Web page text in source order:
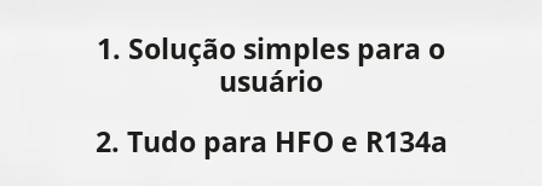
1. Solução simples para o
usuário
2. Tudo para HFO e R134a